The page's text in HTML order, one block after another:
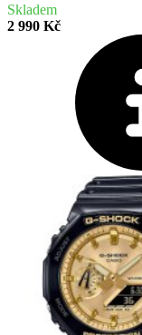
Skladem
2 990 Kč